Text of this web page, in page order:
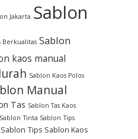
Jakarta Sablon
Berkualitas Sablon
kaos manual
Sablon Kaos Polos
Manual
Tas Sablon Tas Kaos
Tinta Sablon Tips
Tips Sablon Kaos